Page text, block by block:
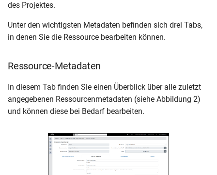
des Projektes.
Unter den wichtigsten Metadaten befinden sich drei Tabs,
in denen Sie die Ressource bearbeiten können.
Ressource-Metadaten
In diesem Tab finden Sie einen Überblick über alle zuletzt
angegebenen Ressourcenmetadaten (siehe Abbildung 2)
und können diese bei Bedarf bearbeiten.